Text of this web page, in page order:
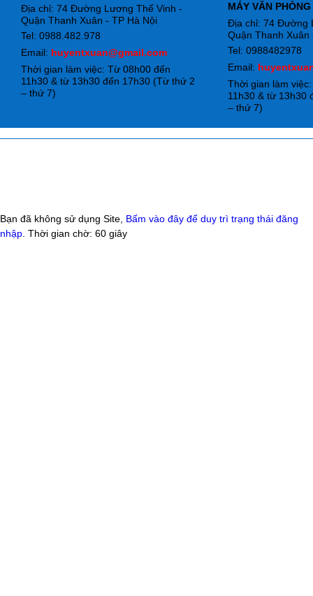
Địa chỉ: 74 Đường Lương Thế Vinh -
Quận Thanh Xuân - TP Hà Nội
Tel: 0988.482.978
Email: huyentxuan@gmail.com
Thời gian làm việc: Từ 08h00 đến
11h30 & từ 13h30 đến 17h30 (Từ thứ 2
– thứ 7)
MÁY VĂN PHÒNG
Địa chỉ: 74 Đường
Quận Thanh Xuân
Tel: 0988482978
Email:
Thời gian làm
11h30 & từ 13h30
– thứ 7)
Bạn đã không sử dụng Site, Bấm vào đây để duy trì trạng thái đăng
nhập . Thời gian chờ: 60 giây